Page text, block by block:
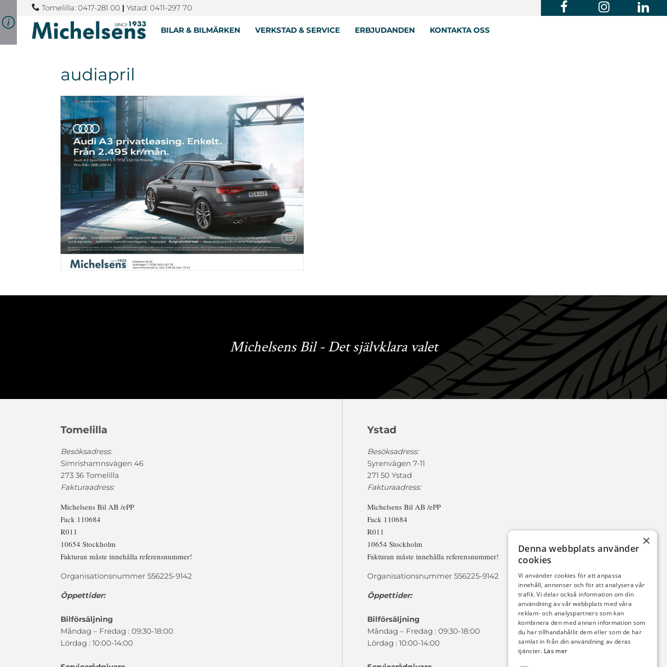
Tomelilla: 0417-281 00 | Ystad: 0411-297 70
BILAR & BILMÄRKEN VERKSTAD & SERVICE ERBJUDANDEN KONTAKTA OSS
audiapril
Michelsens Bil - Det självklara valet
Tomelilla
Besöksadress:
Simrishamnsvägen 46
273 36 Tomelilla
Fakturaadress:
Michelsens Bil AB /ePP
Fack 110684
R011
10654 Stockholm
Fakturan måste innehålla referensnummer!
Organisationsnummer 556225-9142
Öppettider:
Bilförsäljning
Måndag – Fredag : 09:30-18:00
Lördag : 10:00-14:00
Ystad
Besöksadress:
Syrenvägen 7-11
271 50 Ystad
Fakturaadress:
Michelsens Bil AB /ePP
Fack 110684
R011
10654 Stockholm
Fakturan måste innehålla referensnummer!
Organisationsnummer 556225-9142
Öppettider:
Bilförsäljning
Måndag – Fredag : 09:30-18:00
Lördag : 10:00-14:00
×
Denna webbplats använder
cookies
Vi använder cookies för att anpassa
innehåll, annonser och för att analysera vår
trafik. Vi delar också information om din
användning av vår webbplats med våra
reklam- och analyspartners som kan
kombinera den med annan information som
du har tillhandahållit dem eller som de har
samlat in från din användning av deras
tjänster. Läs mer